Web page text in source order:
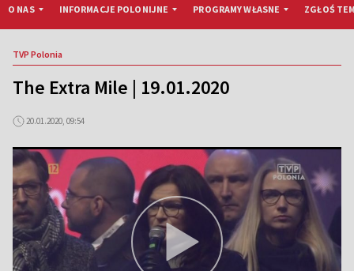
O NAS INFORMACJE POLONIJNE PROGRAMY WŁASNE ZGŁOŚ
TVP Polonia
The Extra Mile | 19.01.2020
20.01.2020, 09:54